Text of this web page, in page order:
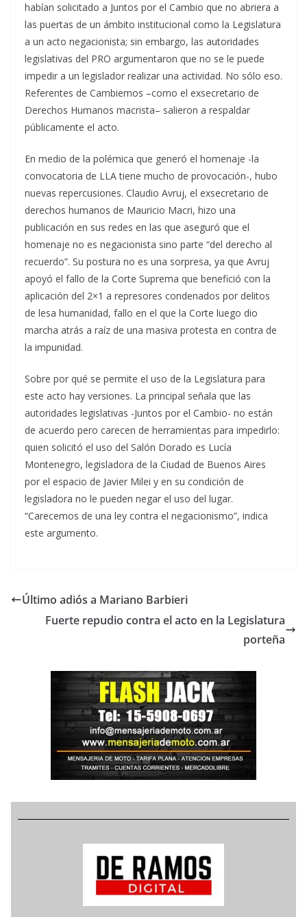
habían solicitado a Juntos por el Cambio que no abriera a
las puertas de un ámbito institucional como la Legislatura
a un acto negacionista; sin embargo, las autoridades
legislativas del PRO argumentaron que no se le puede
impedir a un legislador realizar una actividad. No sólo eso.
Referentes de Cambiemos –como el exsecretario de
Derechos Humanos macrista– salieron a respaldar
públicamente el acto.
En medio de la polémica que generó el homenaje -la
convocatoria de LLA tiene mucho de provocación-, hubo
nuevas repercusiones. Claudio Avruj, el exsecretario de
derechos humanos de Mauricio Macri, hizo una
publicación en sus redes en las que aseguró que el
homenaje no es negacionista sino parte “del derecho al
recuerdo”. Su postura no es una sorpresa, ya que Avruj
apoyó el fallo de la Corte Suprema que benefició con la
aplicación del 2×1 a represores condenados por delitos
de lesa humanidad, fallo en el que la Corte luego dio
marcha atrás a raíz de una masiva protesta en contra de
la impunidad.
Sobre por qué se permite el uso de la Legislatura para
este acto hay versiones. La principal señala que las
autoridades legislativas -Juntos por el Cambio- no están
de acuerdo pero carecen de herramientas para impedirlo:
quien solicitó el uso del Salón Dorado es Lucía
Montenegro, legisladora de la Ciudad de Buenos Aires
por el espacio de Javier Milei y en su condición de
legisladora no le pueden negar el uso del lugar.
“Carecemos de una ley contra el negacionismo”, indica
este argumento.
Último adiós a Mariano Barbieri
Fuerte repudio contra el acto en la Legislatura
porteña